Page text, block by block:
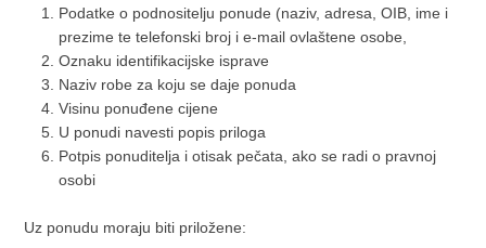
Podatke o podnositelju ponude (naziv, adresa, OIB, ime i
prezime te telefonski broj i e-mail ovlaštene osobe,
Oznaku identifikacijske isprave
Naziv robe za koju se daje ponuda
Visinu ponuđene cijene
U ponudi navesti popis priloga
Potpis ponuditelja i otisak pečata, ako se radi o pravnoj
osobi
Uz ponudu moraju biti priložene: